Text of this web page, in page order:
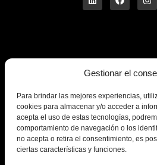
Gestionar el
Para brindar las mejores experiencias,
cookies para almacenar y/o acceder a
acepta el uso de estas tecnologías,
comportamiento de navegación o los
no acepta o retira el consentimiento, es
ciertas características y funciones.
Compañía
Sobre nosotros
Blog
Contáctenos
Producto
En el modelo
Estudio
Precios